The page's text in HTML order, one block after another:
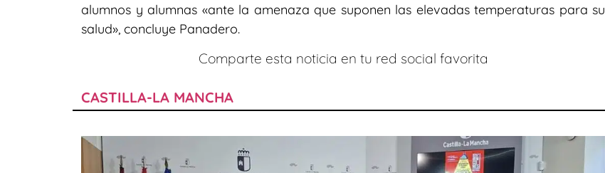
alumnos y alumnas «ante la amenaza que suponen las elevadas temperaturas para su
salud», concluye Panadero.
Comparte esta noticia en tu red social favorita
CASTILLA-LA MANCHA